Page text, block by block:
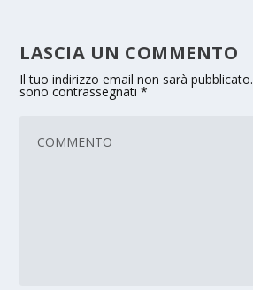
LASCIA UN COMMENTO
Il tuo indirizzo email non sarà pubblicato.
sono contrassegnati*